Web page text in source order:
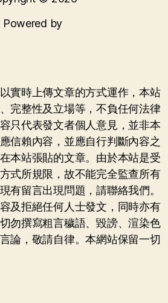
Powered by
實時上傳文章的方式運作，本站
完整性及立場等，不負任何法律
只代表發文者個人意見，並非本
信賴內容，並應自行判斷內容之
本站張貼的文章。由於本站是受
式所規限，故不能完全監查所有
有留言出現問題，請聯絡我們。
及拒絕任何人士發文，同時亦有
勿撰寫粗言穢語、毀謗、渲染色
論，敬請自律。本網站保留一切